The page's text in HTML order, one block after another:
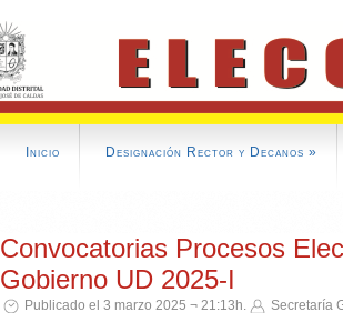
Inicio Designación Rector y Decanos »
Convocatorias Procesos
Gobierno UD 2025-I
Publicado el 3 marzo 2025 ¬ 21:13h. Secretaría